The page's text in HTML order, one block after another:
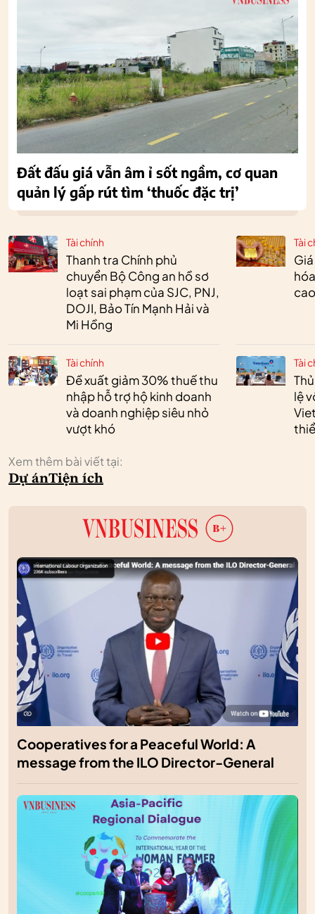
Tài chính
Thanh tra Chính phủ
chuyển Bộ Công an hồ sơ
loạt sai phạm của SJC, PNJ,
DOJI, Bảo Tín Mạnh Hải và
Mi Hồng
Tài chính
Đề xuất giảm 30% thuế thu
nhập hỗ trợ hộ kinh doanh
và doanh nghiệp siêu nhỏ
vượt khó
Tài
Tài
lệ
Xem thêm bài viết tại:
Dự ánTiện ích
Đất đấu giá vẫn âm ỉ sốt ngầm, cơ quan
quản lý gấp rút tìm ‘thuốc đặc trị’
Cooperatives for a Peaceful World: A
message from the ILO Director-General